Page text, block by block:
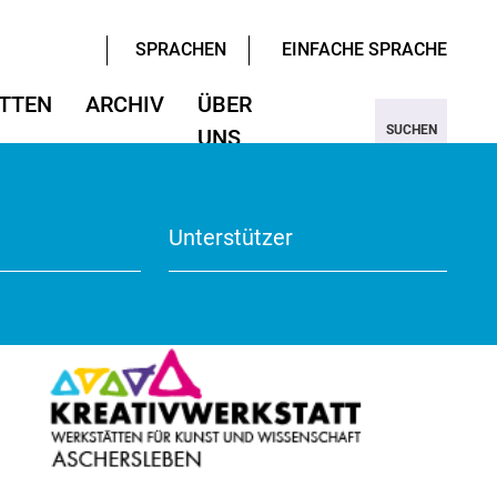
SPRACHEN EINFACHE SPRACHE
ARCHIV
ÜBER
UNS
Unterstützer
SUCHEN